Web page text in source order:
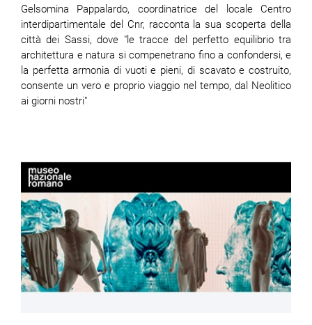
Gelsomina Pappalardo, coordinatrice del locale Centro
interdipartimentale del Cnr, racconta la sua scoperta della
città dei Sassi, dove "le tracce del perfetto equilibrio tra
architettura e natura si compenetrano fino a confondersi, e
la perfetta armonia di vuoti e pieni, di scavato e costruito,
consente un vero e proprio viaggio nel tempo, dal Neolitico
ai giorni nostri"